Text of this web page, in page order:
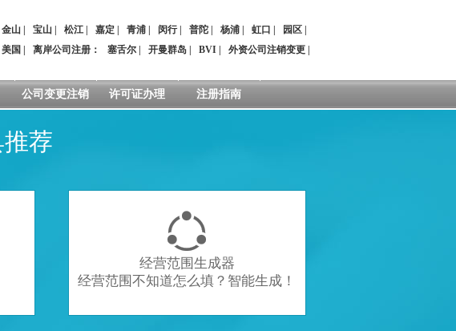
金山 宝山 松江 嘉定 青浦 闵行| 普陀 杨浦 虹口 园区
美国 离岸公司注册 ： 塞舌尔 开曼群岛 BVI 外资公司注销变更
公司变更注销 许可证办理 注册指南
荐

经营范围生成器
经营范围不知道怎么填？智能生成！